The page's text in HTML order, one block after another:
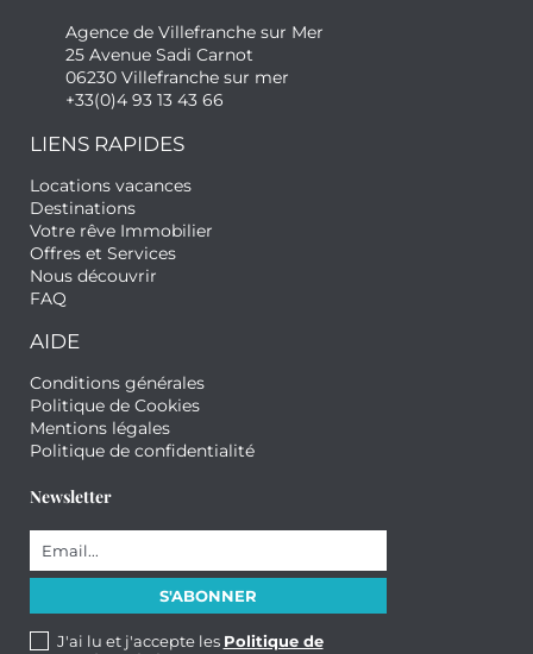
Agence de Villefranche sur Mer
25 Avenue Sadi Carnot
06230 Villefranche sur mer
+33(0)4 93 13 43 66
LIENS RAPIDES
Locations vacances
Destinations
Votre rêve Immobilier
Offres et Services
Nous découvrir
FAQ
AIDE
Conditions générales
Politique de Cookies
Mentions légales
Politique de confidentialité
Newsletter
J'ai lu et j'accepte les Politique de